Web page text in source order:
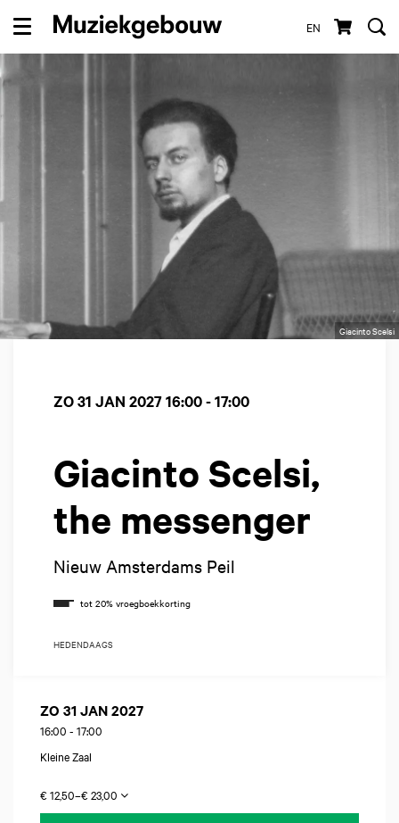
EN
Menu
Giacinto Scelsi
Giacinto Scelsi,
the messenger
Nieuw Amsterdams Peil
ZO 31 JAN 202716:00 - 17:00
HEDENDAAGS
ZO 31 JAN 2027
16:00 - 17:00
Kleine Zaal
€ 12,50–€ 23,00